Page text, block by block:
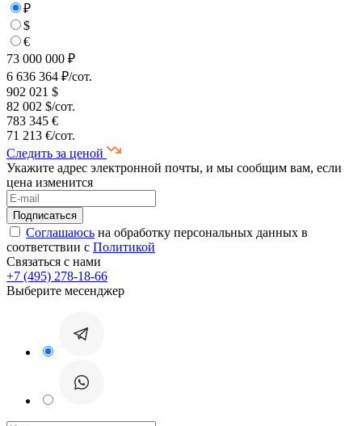
₽
$
€
73 000 000 ₽
6 636 364 ₽/сот.
902 021 $
82 002 $/сот.
783 345 €
71 213 €/сот.
Следить за ценой
Укажите адрес электронной почты, и мы сообщим вам, если
цена изменится
Соглашаюсь на обработку персональных данных в
соответствии с Политикой
Связаться с нами
+7 (495) 278-18-66
Выберите месенджер